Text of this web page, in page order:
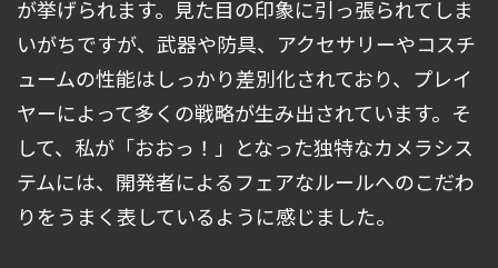
が挙げられます。見た目の印象に引っ張られてしま
いがちですが、武器や防具、アクセサリーやコスチ
ュームの性能はしっかり差別化されており、プレイ
ヤーによって多くの戦略が生み出されています。そ
して、私が「おおっ！」となった独特なカメラシス
テムには、開発者によるフェアなルールへのこだわ
りをうまく表しているように感じました。